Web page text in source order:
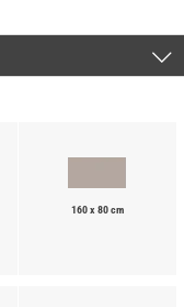
160 x 80 cm